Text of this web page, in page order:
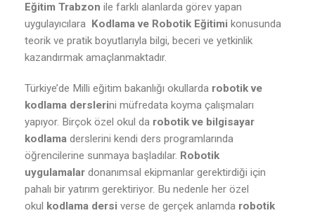
Eğitim Trabzon ile farklı alanlarda görev yapan
uygulayıcılara Kodlama ve Robotik Eğitimi konusunda
teorik ve pratik boyutlarıyla bilgi, beceri ve yetkinlik
kazandırmak amaçlanmaktadır.
Türkiye’de Milli eğitim bakanlığı okullarda robotik ve
kodlama derslerini müfredata koyma çalışmaları
yapıyor. Birçok özel okul da robotik ve bilgisayar
kodlama derslerini kendi ders programlarında
öğrencilerine sunmaya başladılar. Robotik
uygulamalar donanımsal ekipmanlar gerektirdiği için
pahalı bir yatırım gerektiriyor. Bu nedenle her özel
okul kodlama dersi verse de gerçek anlamda robotik